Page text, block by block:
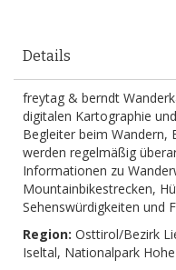
Details
freytag & berndt
digitalen Kartographie
Begleiter beim Wandern,
werden regelmäßig
Informationen zu
Mountainbikestrecken,
Sehenswürdigkeiten und
Region: Osttirol/Bezirk
Iseltal, Nationalpark